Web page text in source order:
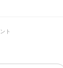
ト